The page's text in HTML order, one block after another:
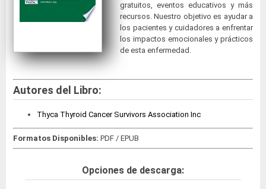
gratuitos, eventos educativos y más
recursos. Nuestro objetivo es ayudar a
los pacientes y cuidadores a enfrentar
los impactos emocionales y prácticos
de esta enfermedad.
Autores del Libro:
Thyca Thyroid Cancer Survivors Association Inc
Formatos Disponibles: PDF / EPUB
Opciones de descarga: